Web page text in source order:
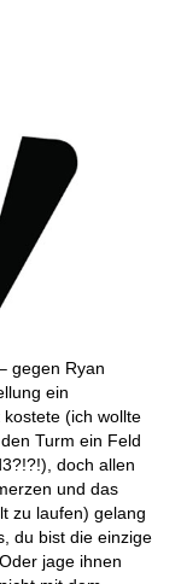
gegen Ryan
ein
(ich wollte
Turm ein Feld
doch allen
und das
zu laufen) gelang
du bist die einzige
jage ihnen